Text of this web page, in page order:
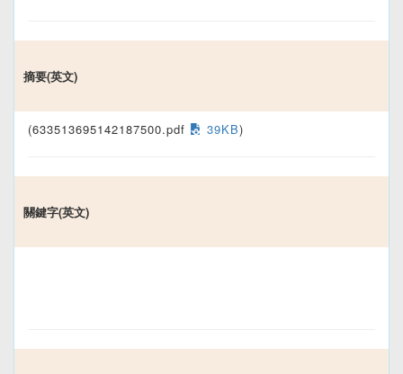
摘要(英文)
(633513695142187500.pdf 39KB)
關鍵字(英文)